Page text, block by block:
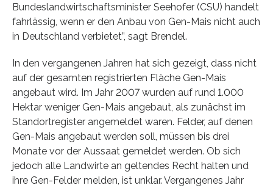
Bundeslandwirtschaftsminister Seehofer (CSU) handelt
fahrlässig, wenn er den Anbau von Gen-Mais nicht auch
in Deutschland verbietet”, sagt Brendel.
In den vergangenen Jahren hat sich gezeigt, dass nicht
auf der gesamten registrierten Fläche Gen-Mais
angebaut wird. Im Jahr 2007 wurden auf rund 1.000
Hektar weniger Gen-Mais angebaut, als zunächst im
Standortregister angemeldet waren. Felder, auf denen
Gen-Mais angebaut werden soll, müssen bis drei
Monate vor der Aussaat gemeldet werden. Ob sich
jedoch alle Landwirte an geltendes Recht halten und
ihre Gen-Felder melden, ist unklar. Vergangenes Jahr